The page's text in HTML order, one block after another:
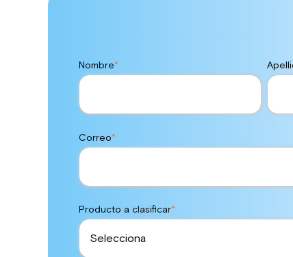
Nombre*
Correo*
Producto a clasificar*